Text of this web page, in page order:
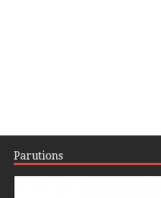
Parutions